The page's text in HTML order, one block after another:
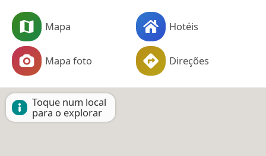
Mapa Hotéis
Mapa foto Direções
Toque num local
para o explorar